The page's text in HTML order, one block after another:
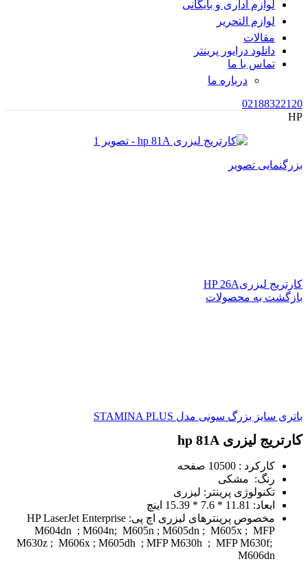
لوازم اداری و بایگانی
لوازم التحریر
مقالات
دانلود درایور پرینتر
تماس با ما
درباره ما
02188322120
HP
بزرگنمایی تصویر
کارتریج لیزریHP 26A
بازگشت به محصولات
باتری سایز بزرگ سونی مدل STAMINA PLUS
کارتریج لیزری hp 81A
کارکرد : 10500 صفحه
رنگ: مشکی
تکنولوژی پرینتر: لیزری
ابعاد: 11.81 * 7.6 * 15.39 اینچ
مخصوص پرینترهای لیزری اچ پی: HP LaserJet Enterprise
M604dn ; M604n; M605n ; M605dn ; M605x ; MFP
M630z ; M606x ; M605dh ; MFP M630h ; MFP M630f;
M606dn